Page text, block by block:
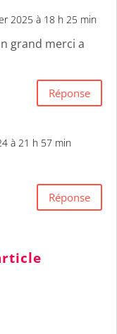
2025 à 18 h 25 min
grand merci a
Réponse
à 21 h 57 min
Réponse